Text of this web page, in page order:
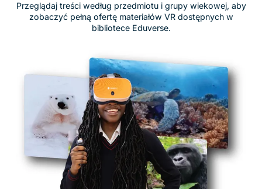
Zarządzanie urządzeniami zaprojektowane
dla szkół
Zarządzanie technologią w klasie nie powinno być
skomplikowane. Dzięki ClassVR zarządzanie sprzętem jest
proste, bezpieczne i wbudowane bezpośrednio w
platformę – bez dodatkowych narzędzi, bez złożonych
integracji, wszystko, czego potrzebujesz, w jednym
miejscu.